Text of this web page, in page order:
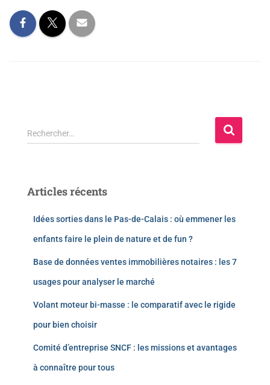
Rechercher…
Articles récents
Idées sorties dans le Pas-de-Calais : où emmener les
enfants faire le plein de nature et de fun ?
Base de données ventes immobilières notaires : les 7
usages pour analyser le marché
Volant moteur bi-masse : le comparatif avec le rigide
pour bien choisir
Comité d’entreprise SNCF : les missions et avantages
à connaître pour tous